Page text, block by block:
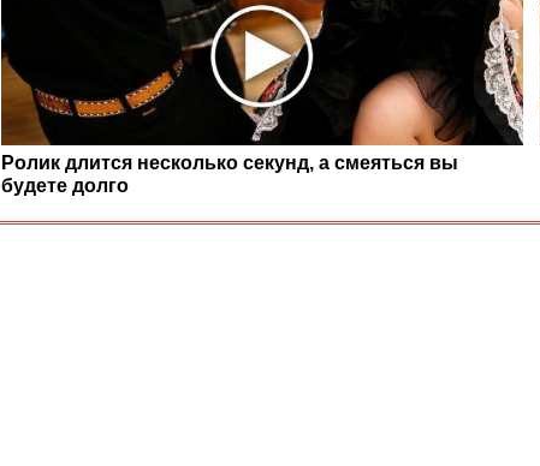
Ролик длится несколько секунд, а смеяться вы
будете долго